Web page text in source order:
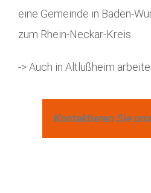
eine Gemeinde in Baden-
zum Rhein-Neckar-Kreis.
-> Auch in Altlußheim
Kontaktieren Sie